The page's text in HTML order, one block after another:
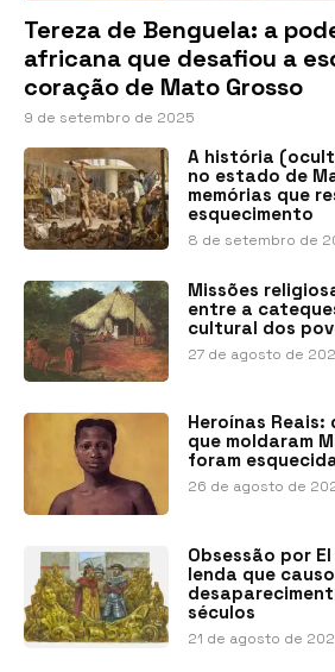
Tereza de Benguela: a
africana que desafiou a
coração de Mato Grosso
9 de setembro de 2025
A história
no estado de
memórias que
esquecimento
8 de setembro de
Missões
entre a
cultural dos
27 de agosto de
Heroínas Reais:
que moldaram
foram
26 de agosto de
Obsessão por
lenda que
séculos
21 de agosto de